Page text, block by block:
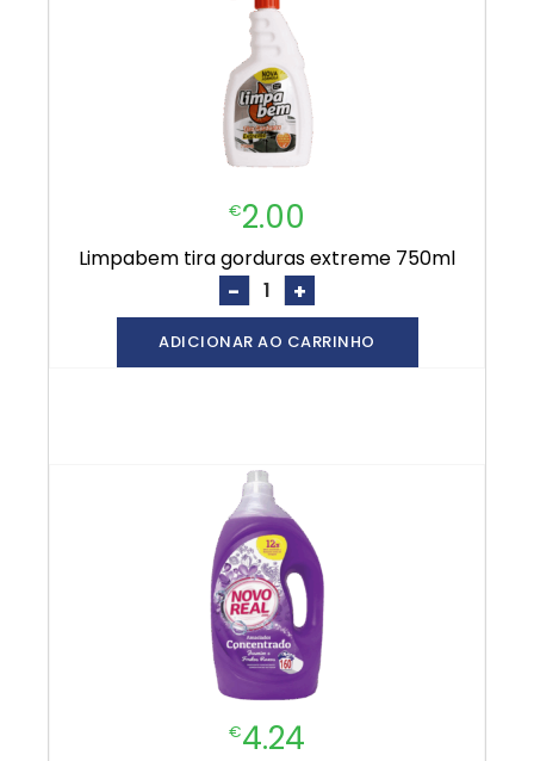
€2.00
limpabem tira gorduras extreme 750ml
- +
ADICIONAR AO CARRINHO
€4.24